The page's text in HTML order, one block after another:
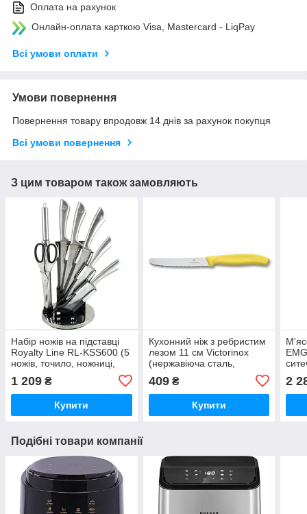
Оплата на рахунок
Онлайн-оплата карткою Visa, Mastercard - LiqPay
Всі умови оплати
Умови повернення
Повернення товару впродовж 14 днів за рахунок покупця
Всі умови повернення
З цим товаром також замовляють
Набір ножів на підставці
Royalty Line RL-KSS600 (5
ножів, точило, ножниці,
1 209 ₴
Купити
Кухонний ніж з ребристим
лезом 11 см Victorinox
(нержавіюча сталь,
універсальний)
409₴
Купити
2
Подібні товари компанії